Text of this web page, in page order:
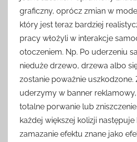
graficzny, oprócz zmian w
który jest teraz bardziej
pracy włożyli w interakcje
otoczeniem. Np. Po uderzeniu
nieduże drzewo, drzewa albo
zostanie poważnie uszkodzone.
uderzymy w banner
totalne porwanie lub
każdej większej kolizji
zamazanie efektu znane jako